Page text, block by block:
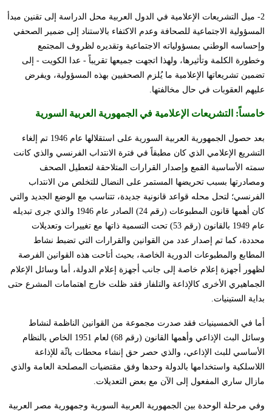
2- ميل التشريعات الإعلامية في الدول العربية محل الدراسة إلى تقنين مبدأ
المسؤولية الاجتماعية للصحافة وعدم الاكتفاء بالاستناد إلى ضمير الصحفي
وإحساسه الوطني بمسؤولياته الاجتماعية وتقديره لظروف المجتمع
وخطورة الكلمة وتأثيرها، ولهذا اتجهت جميعها تقريباً - عدا الكويت - إلى
تضمين تشريعاتها الإعلامية ما يُلزم الصحفيين بهذه المسؤولية، ويفرض
عليهم العقوبات في حال مخالفتها.
خامساً: التشريعات الإعلامية في الجمهورية العربية السورية
بعد حصول الجمهورية العربية السورية على استقلالها عام 1946 تم إلغاء
التشريع الإعلامي الذي كان مطبقاً في فترة الانتداب الفرنسي والذي كانت
سمته الأساسية القمع وإصدار القرارات المتلاحقة لتعطيل الصحف
ومصادرتها بسبب تحريضها المستمر على النضال للتخلص من الانتداب
الفرنسي؛ لتحل محله قواعد قانونية جديدة، تتناسب مع الوضع الجديد والتي
كان أهمها قانون المطبوعات (رقم 24) الصادر عام 1946 والذي جرى تبديله
عام 1949 بالقانون (رقم 53) تحت التسمية ذاتها مع تغييرات وتعديلات
محددة، كما تم إصدار عدد من القوانين والقرارات التي تضبط نشاط
المطابع والمطبوعات الدورية الخاصة، بحيث أتاحت هذه القوانين الفرصة
لظهور أجهزة إعلام خاصة إلى جانب أجهزة إعلام الدولة، أما وسائل الإعلام
الجماهيري الأخرى كالإذاعة والتلفاز فقد ظلت خارج اهتمامات المشرع حتى
بداية الستينيات.
أما في الخمسينيات فقد صدرت مجموعة من القوانين الناظمة لنشاط
وسائل البث الإذاعي وأهمها القانون (رقم 68) لعام 1951 الخاص بالنظام
الأساسي للبث الإذاعي، والذي حصر حق إنشاء محطات باثّة للإذاعة
اللاسلكية واستخدامها بالدولة وحدها وفق مقتضيات المصلحة العامة والذي
مازال ساري المفعول إلى الآن مع بعض التعديلات.
وفي مرحلة الوحدة بين الجمهورية العربية السورية وجمهورية مصر العربية